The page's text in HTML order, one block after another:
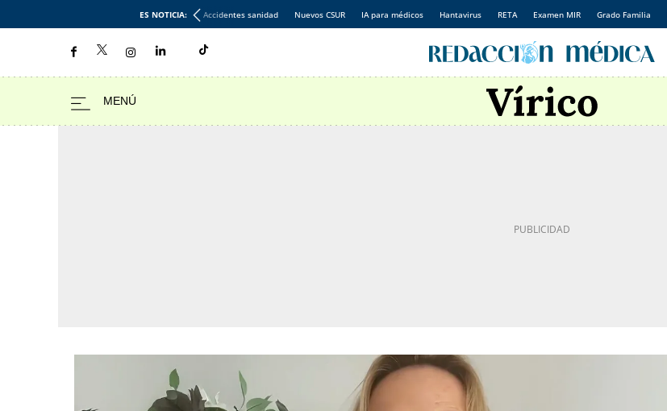
ES NOTICIA: Accidentes sanidad Nuevos CSUR IA para médicos Hantavirus RETA Examen MIR Grado Familia